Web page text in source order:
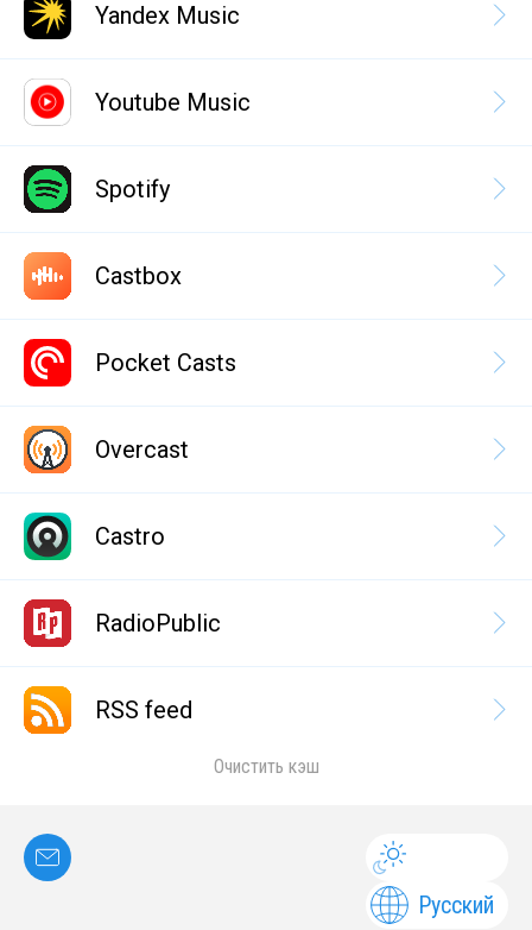
Yandex Music
Youtube Music
Spotify
Castbox
Pocket Casts
Overcast
Castro
RadioPublic
RSS feed
Очистить кэш
Русский